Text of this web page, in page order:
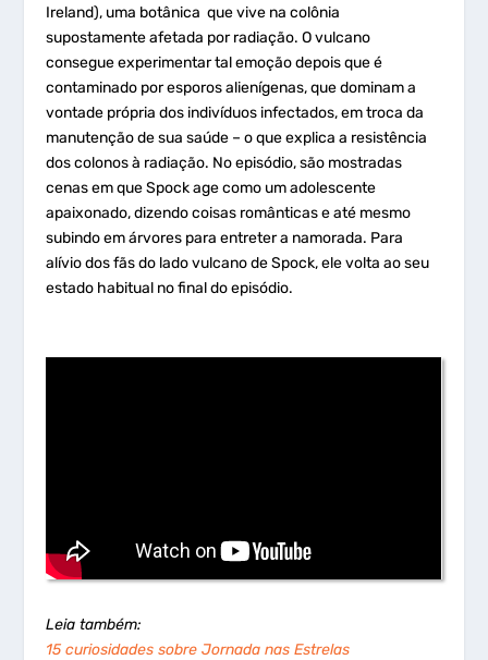
Ireland), uma botânica que vive na colônia
supostamente afetada por radiação. O vulcano
consegue experimentar tal emoção depois que é
contaminado por esporos alienígenas, que dominam a
vontade própria dos indivíduos infectados, em troca da
manutenção de sua saúde – o que explica a resistência
dos colonos à radiação. No episódio, são mostradas
cenas em que Spock age como um adolescente
apaixonado, dizendo coisas românticas e até mesmo
subindo em árvores para entreter a namorada. Para
alívio dos fãs do lado vulcano de Spock, ele volta ao seu
estado habitual no final do episódio.
Leia também:
15 curiosidades sobre Jornada nas Estrelas